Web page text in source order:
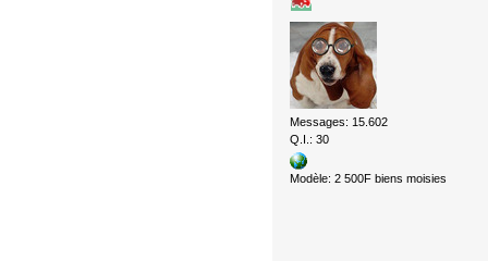
Messages: 15.602
Q.I.: 30
Modèle: 2 500F biens moisies